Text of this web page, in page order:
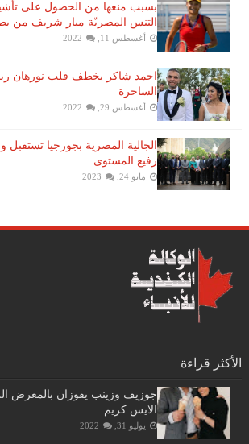
بسبب منعها من الحصول على
التنس​ المصريّة ​ميار شريف​ من
أغسطس 11, 2022
احمد شاكر يخطف قلب نورهان
الساحرة
أغسطس 29, 2022
الجالية المصرية بجورجيا
رفيع المستوى
مايو 24, 2023
الأكثر قراءة
جوزيف وزينب يفوزان بالمعرض
الايس كريم
يوليو 31, 2022